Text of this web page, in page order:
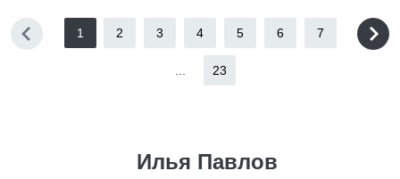
1 2 3 4 5 6 7
23
Илья Павлов